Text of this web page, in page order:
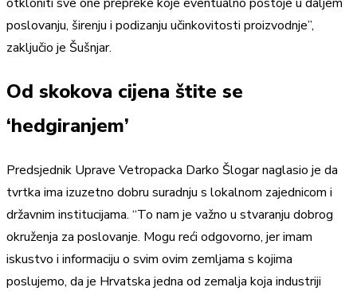
poslovanju, širenju i podizanju učinkovitosti proizvodnje”,
zaključio je Šušnjar.
Od skokova cijena štite se
‘hedgiranjem’
Predsjednik Uprave Vetropacka Darko Šlogar naglasio je da
tvrtka ima izuzetno dobru suradnju s lokalnom zajednicom i
državnim institucijama. “To nam je važno u stvaranju dobrog
okruženja za poslovanje. Mogu reći odgovorno, jer imam
iskustvo i informaciju o svim ovim zemljama s kojima
poslujemo, da je Hrvatska jedna od zemalja koja industriji